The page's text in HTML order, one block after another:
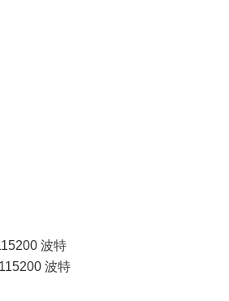
波特
波特